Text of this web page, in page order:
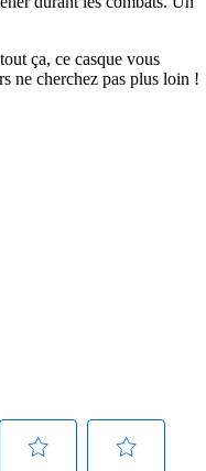
ça, ce casque vous
ne cherchez pas plus loin !